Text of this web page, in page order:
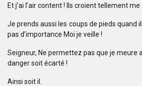
Et j’ai l’air content ! Ils croient tellement me
Je prends aussi les coups de pieds quand
pas d’importance Moi je veille !
Seigneur, Ne permettez pas que je meure
danger soit écarté !
Ainsi soit il.